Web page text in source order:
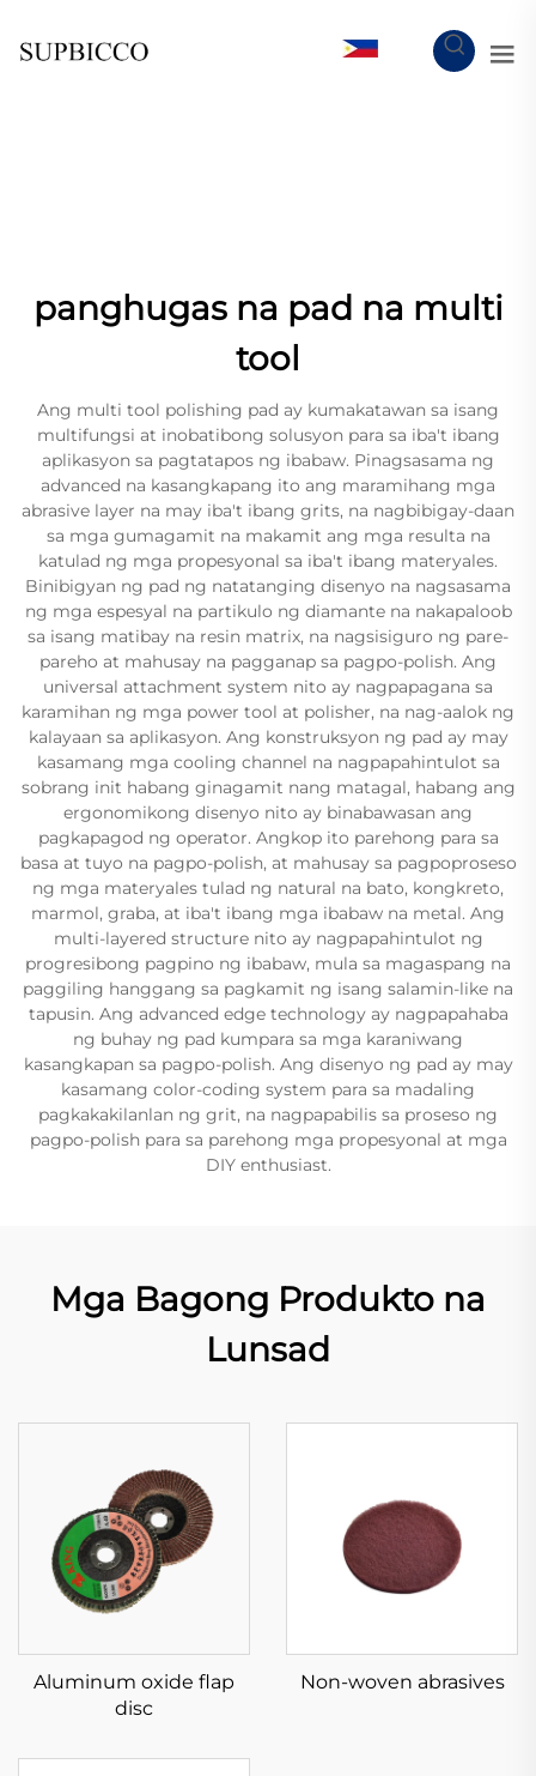
panghugas na pad na multi
tool
Ang multi tool polishing pad ay kumakatawan sa isang
multifungsi at inobatibong solusyon para sa iba't ibang
aplikasyon sa pagtatapos ng ibabaw. Pinagsasama ng
advanced na kasangkapang ito ang maramihang mga
abrasive layer na may iba't ibang grits, na nagbibigay-daan
sa mga gumagamit na makamit ang mga resulta na
katulad ng mga propesyonal sa iba't ibang materyales.
Binibigyan ng pad ng natatanging disenyo na nagsasama
ng mga espesyal na partikulo ng diamante na nakapaloob
sa isang matibay na resin matrix, na nagsisiguro ng pare-
pareho at mahusay na pagganap sa pagpo-polish. Ang
universal attachment system nito ay nagpapagana sa
karamihan ng mga power tool at polisher, na nag-aalok ng
kalayaan sa aplikasyon. Ang konstruksyon ng pad ay may
kasamang mga cooling channel na nagpapahintulot sa
sobrang init habang ginagamit nang matagal, habang ang
ergonomikong disenyo nito ay binabawasan ang
pagkapagod ng operator. Angkop ito parehong para sa
basa at tuyo na pagpo-polish, at mahusay sa pagpoproseso
ng mga materyales tulad ng natural na bato, kongkreto,
marmol, graba, at iba't ibang mga ibabaw na metal. Ang
multi-layered structure nito ay nagpapahintulot ng
progresibong pagpino ng ibabaw, mula sa magaspang na
paggiling hanggang sa pagkamit ng isang salamin-like na
tapusin. Ang advanced edge technology ay nagpapahaba
ng buhay ng pad kumpara sa mga karaniwang
kasangkapan sa pagpo-polish. Ang disenyo ng pad ay may
kasamang color-coding system para sa madaling
pagkakakilanlan ng grit, na nagpapabilis sa proseso ng
pagpo-polish para sa parehong mga propesyonal at mga
DIY enthusiast.
Mga Bagong Produkto na
Lunsad
Aluminum oxide flap
disc
Non-woven abrasives